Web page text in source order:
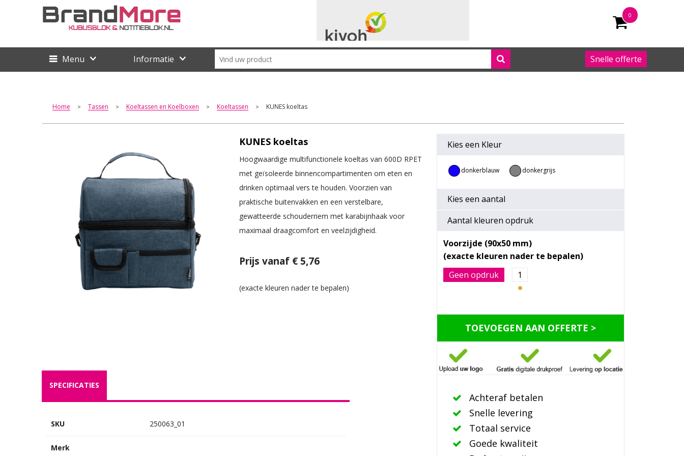
0
Menu Informatie Snelle offerte
Home > Tassen > Koeltassen en Koelboxen > Koeltassen > KUNES koeltas
KUNES koeltas
Hoogwaardige multifunctionele koeltas van 600D RPET
met geïsoleerde binnencompartimenten om eten en
drinken optimaal vers te houden. Voorzien van
praktische buitenvakken en een verstelbare,
gewatteerde schouderriem met karabijnhaak voor
maximaal draagcomfort en veelzijdigheid.
Prijs vanaf € 5,76
Kies een Kleur
donkerblauw donkergrijs
Kies een aantal
Aantal kleuren opdruk
Voorzijde (90x50 mm)
Geen opdruk 1
TOEVOEGEN AAN OFFERTE >
Achteraf betalen
Snelle levering
Totaal service
Goede kwaliteit
SPECIFICATIES
SKU 250063_01
Merk